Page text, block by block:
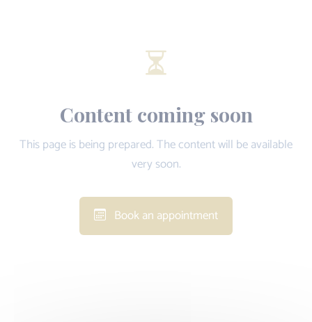
Content coming soon
This page is being prepared. The content will be available
very soon.
Book an appointment